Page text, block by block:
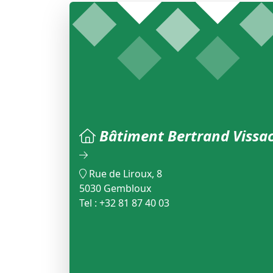
Bâtiment Bertrand
Rue de Liroux, 8
5030 Gembloux
Tel : +32 81 87 40 03